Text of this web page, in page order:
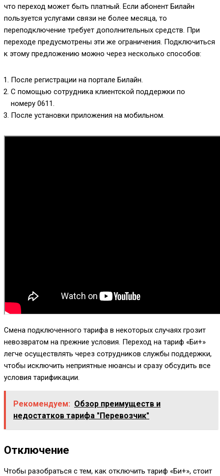
что переход может быть платный. Если абонент Билайн
пользуется услугами связи не более месяца, то
переподключение требует дополнительных средств. При
переходе предусмотрены эти же ограничения. Подключиться
к этому предложению можно через несколько способов:
После регистрации на портале Билайн.
С помощью сотрудника клиентской поддержки по
номеру 0611.
После установки приложения на мобильном.
Смена подключенного тарифа в некоторых случаях грозит
невозвратом на прежние условия. Переход на тариф «Би+»
легче осуществлять через сотрудников службы поддержки,
чтобы исключить неприятные нюансы и сразу обсудить все
условия тарификации.
Рекомендуем: Обзор преимуществ и
недостатков тарифа "Перевозчик"
Отключение
Чтобы разобраться с тем, как отключить тариф «Би+», стоит